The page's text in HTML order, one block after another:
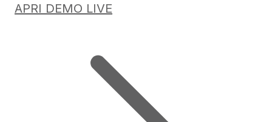
APRI DEMO LIVE